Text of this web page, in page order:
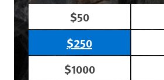
$50
$250
$1000